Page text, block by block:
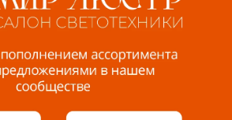
61 ТЦ "Стройбери"
95